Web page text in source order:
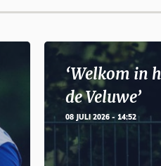
‘Welkom in
de Veluwe’
08 JULI 2026 - 14:52